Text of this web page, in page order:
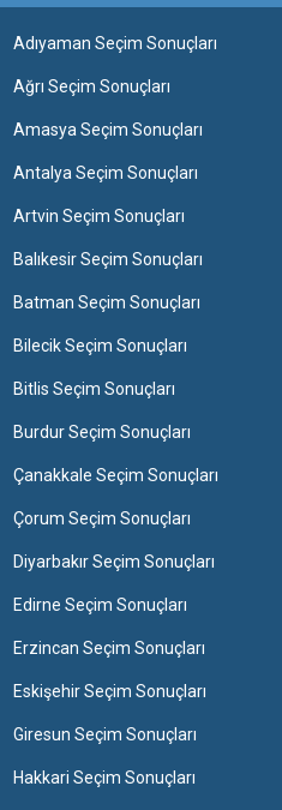
Adıyaman Seçim Sonuçları
Ağrı Seçim Sonuçları
Amasya Seçim Sonuçları
Antalya Seçim Sonuçları
Artvin Seçim Sonuçları
Balıkesir Seçim Sonuçları
Batman Seçim Sonuçları
Bilecik Seçim Sonuçları
Bitlis Seçim Sonuçları
Burdur Seçim Sonuçları
Çanakkale Seçim Sonuçları
Çorum Seçim Sonuçları
Diyarbakır Seçim Sonuçları
Edirne Seçim Sonuçları
Erzincan Seçim Sonuçları
Eskişehir Seçim Sonuçları
Giresun Seçim Sonuçları
Hakkari Seçim Sonuçları